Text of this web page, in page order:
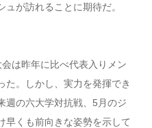
が訪れることに期待だ。
は昨年に比べ代表入りメン
た。しかし、実力を発揮でき
週の六大学対抗戦、5月のジ
早くも前向きな姿勢を示して